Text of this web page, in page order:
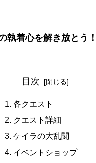
執着心を解き放とう！
目次
各クエスト
クエスト詳細
ケイラの大乱闘
イベントショップ